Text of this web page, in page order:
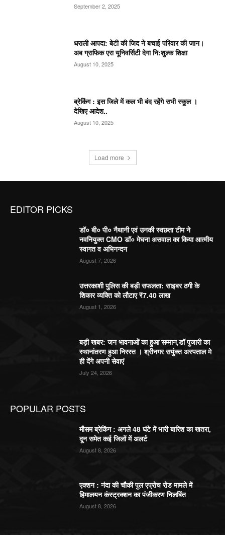
September 2, 2025
धराली आपदा: बेटी की जिद ने बचाई परिवार की जान।
अब ग्राफिक एरा यूनिवर्सिटी देगा नि:शुल्क शिक्षा
August 10, 2025
ब्रेकिंग : इस जिले में कल भी बंद रहेंगे सभी स्कूल ।
देखिए आदेश..
August 10, 2025
Load more
EDITOR PICKS
डॉ० बी० पी० नैथानी एवं उनकी स्वछता टीम ने
नवनियुक्त CMO डॉ० मेघना असवाल का किया आत्मीय
स्वागत व अभिनन्दन
August 7, 2026
उत्तरकाशी पुलिस की बड़ी सफलता: साइबर ठगी के
शिकार व्यक्ति को लौटाए ₹7.40 लाख
August 1, 2026
बड़ी खबर: जन भावनाओं का हुआ सम्मान,डॉ पुजारी का
स्थानांतरण हुआ निरस्त । श्रीनगर सयुंक्त अस्पताल मे
ही देंगे अपनी सेवाएं
July 24, 2026
POPULAR POSTS
मौसम ब्रेकिंग : अगले 48 घंटे में भारी बारिश का खतरा,
दून समेत कई जिलों में अलर्ट
August 8, 2026
एक्शन : नंदा की चौकी पुल एप्रोच रोड मामले में
हिमालयन कंस्ट्रक्शन का पंजीकरण निलबिंत
August 8, 2026